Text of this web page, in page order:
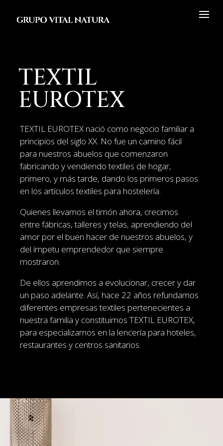
TEXTIL
EUROTEX
TEXTIL EUROTEX nació como negocio familiar a
principios del siglo XX. No fue un camino fácil
para nuestros abuelos que comenzaron
fabricando y vendiendo textiles de hogar,
primero, y más tarde, dando los primeros pasos
en los artículos textiles para hostelería.
Quienes llevamos el timón ahora, crecimos
entre fábricas, talleres y telas, aprendiendo del
amor por el buen hacer de nuestros abuelos, y
del ímpetu emprendedor que siempre
mostraron.
De ellos aprendimos a evolucionar, crecer y dar
un paso adelante. Así, hace 22 años refundamos
diferentes empresas textiles pertenecientes a
nuestra familia y constituimos TEXTIL EUROTEX,
para especializarnos en la lencería para hoteles,
restaurantes y centros sanitarios.